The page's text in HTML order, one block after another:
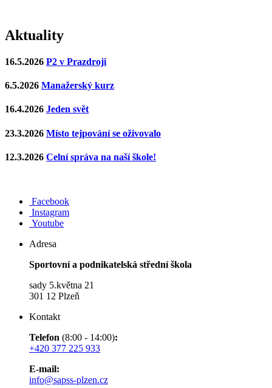
Aktuality
16.5.2026 P2 v Prazdroji
6.5.2026 Manažerský kurz
16.4.2026 Jeden svět
23.3.2026 Místo tejpování se oživovalo
12.3.2026 Celní správa na naší škole!
Facebook
Instagram
Youtube
Adresa
Sportovní a podnikatelská střední škola
sady 5.května 21
301 12 Plzeň
Kontakt
Telefon (8:00 - 14:00):
+420 377 225 933
E-mail:
info@sapss-plzen.cz​​​​​​